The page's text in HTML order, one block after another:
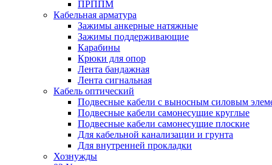
ПРППМ
Кабельная арматура
Зажимы анкерные натяжные
Зажимы поддерживающие
Карабины
Крюки для опор
Лента бандажная
Лента сигнальная
Кабель оптический
Подвесные кабели с выносным силовым
Подвесные кабели самонесущие круглые
Подвесные кабели самонесущие плоские
Для кабельной канализации и грунта
Для внутренней прокладки
Хознужды